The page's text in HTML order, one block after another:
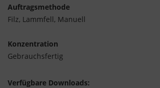
Auftragsmethode
Filz, Lammfell, Manuell
Konzentration
Gebrauchsfertig
Verfügbare Downloads: